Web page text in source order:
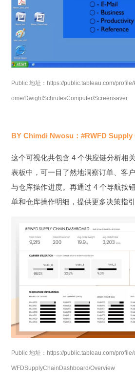
Public 地址：https://public.tableau.com/
ome/DwightSchrutesComputer/Screensaver
BY Chimdi Nwosu：#RWFD
这个可视化共包含 4 个供应链分析相
表板中，可一目了然地洞察订单、客
与仓库操作进度。再通过 4 个导航按
单和仓库操作明细，提供更多决策指引
Public 地址：https://public.tableau.com/
WFDSupplyChainDashboard/Overview